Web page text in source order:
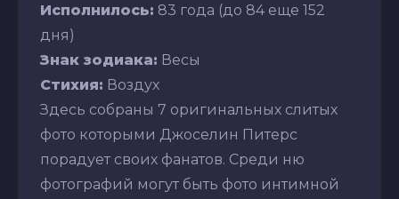
Исполнилось: 83 года (до 84 еще 152
дня)
Знак зодиака: Весы
Стихия: Воздух
Здесь собраны 7 оригинальных слитых
фото которыми Джоселин Питерс
порадует своих фанатов. Среди ню
фотографий могут быть фото интимной